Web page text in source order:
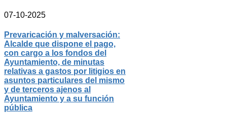
07-10-2025
Prevaricación y malversación:
Alcalde que dispone el pago,
con cargo a los fondos del
Ayuntamiento, de minutas
relativas a gastos por litigios en
asuntos particulares del mismo
y de terceros ajenos al
Ayuntamiento y a su función
pública